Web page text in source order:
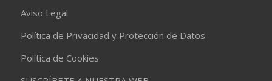
Aviso Legal
Política de Privacidad y Protección de Datos
Política de Cookies